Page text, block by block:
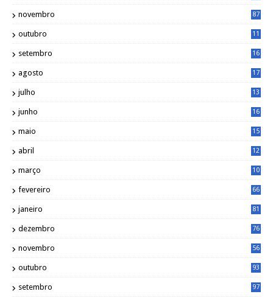
novembro 87
outubro
11
setembro
16
agosto
17
julho
13
junho
16
maio
15
abril
12
março
10
fevereiro 66
janeiro 81
dezembro 76
novembro 56
outubro 93
setembro 97